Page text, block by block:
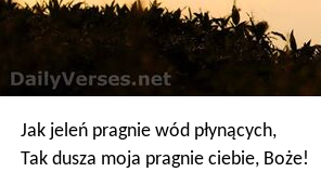
Jak jeleń pragnie wód płynących,
Tak dusza moja pragnie ciebie, Boże!